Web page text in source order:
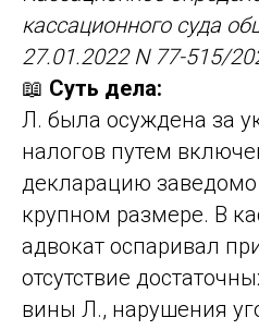
кассационного суда
27.01.2022 N 77-515/
📖 Суть дела:
Л. была осуждена за
налогов путем
декларацию
крупном размере. В
адвокат оспаривал
отсутствие
вины Л., нарушения